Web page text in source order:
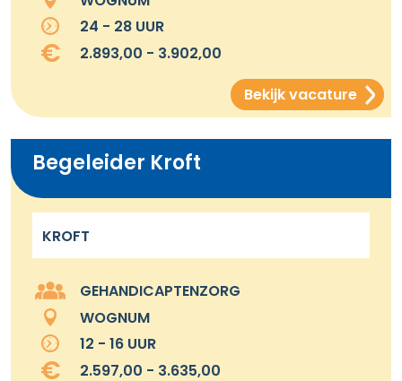
24 - 28 UUR
2.893,00 - 3.902,00
Bekijk vacature
Begeleider Kroft
KROFT
GEHANDICAPTENZORG
WOGNUM
12 - 16 UUR
2.597,00 - 3.635,00